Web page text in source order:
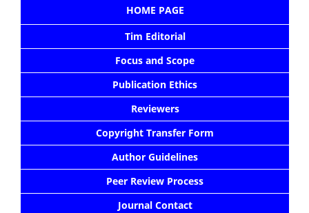
HOME PAGE
Tim Editorial
Focus and Scope
Publication Ethics
Reviewers
Copyright Transfer Form
Author Guidelines
Peer Review Process
Journal Contact